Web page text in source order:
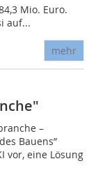
Mio. Euro.
auf...
mehr
–
Bauens”
vor, eine Lösung